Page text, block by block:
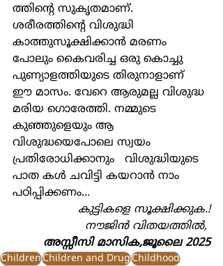
ത്തിന്‍റെ സുകൃതമാണ്.
ശരീരത്തിന്‍റെ വിശുദ്ധി
കാത്തുസൂക്ഷിക്കാന്‍ മരണം
പോലും കൈവരിച്ച ഒരു കൊച്ചു
പുണ്യാളത്തിയുടെ തിരുനാളാണ്
ഈ മാസം. വേറെ ആരുമല്ല വിശുദ്ധ
മരിയ ഗൊരേത്തി. നമ്മുടെ
കുഞ്ഞുളെയും ആ
വിശുദ്ധയെപോലെ സ്വയം
പ്രതിരോധിക്കാനും   വിശുദ്ധിയുടെ
പാത കള്‍ ചവിട്ടി കയറാന്‍ നാം
പഠിപ്പിക്കണം...
കുട്ടികളെ സൂക്ഷിക്കുക.!
നൗജിന്‍ വിതയത്തില്‍,
അസ്സീസി മാസിക,ജൂലൈ 2025
ChildrenChildren and DrugChildhood